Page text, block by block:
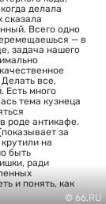
делала
сказала
Всего одно
— в
задача нашего
все,
Есть много
тема кузнеца
роде антикафе.
за
на
быть
ради
и понять, как
© 66.RU